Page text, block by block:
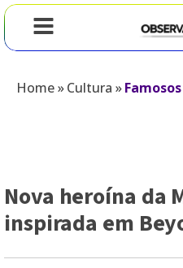
Home»Cultura »Famosos
Nova heroína da
inspirada em